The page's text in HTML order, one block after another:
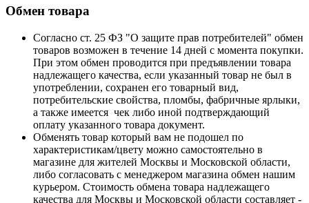
Обмен товара
Согласно ст. 25 ФЗ "О защите прав потребителей" обмен
товаров возможен в течение 14 дней с момента покупки.
При этом обмен проводится при предъявлении товара
надлежащего качества, если указанный товар не был в
употреблении, сохранен его товарный вид,
потребительские свойства, пломбы, фабричные ярлыки,
а также имеется чек либо иной подтверждающий
оплату указанного товара документ.
Обменять товар который вам не подошел по
характеристикам/цвету можно самостоятельно в
магазине для жителей Москвы и Московской области,
либо согласовать с менеджером магазина обмен нашим
курьером. Стоимость обмена товара надлежащего
качества для Москвы и Московской области составляет -